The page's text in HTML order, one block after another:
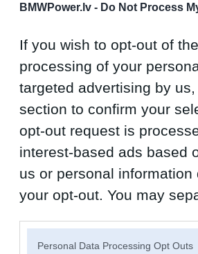
BMWPower.lv - Do Not Process
If you wish to opt-out of
processing of your
targeted advertising by
section to confirm your
opt-out request is
interest-based ads based
us or personal
your opt-out. You may
Personal Data Processing Opt Outs